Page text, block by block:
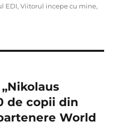
pe
EDI,Viitorul incepe cu mine,
de copii din
World